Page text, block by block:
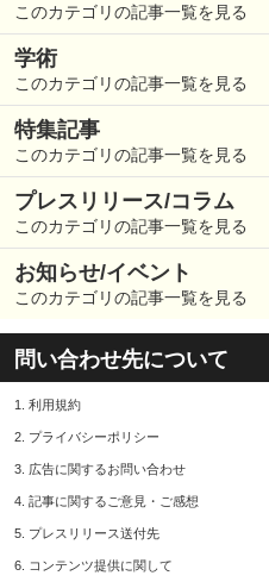
このカテゴリの記事一覧を見る
学術
このカテゴリの記事一覧を見る
特集記事
このカテゴリの記事一覧を見る
プレスリリース/コラム
このカテゴリの記事一覧を見る
お知らせ/イベント
このカテゴリの記事一覧を見る
問い合わせ先について
1. 利用規約
2. プライバシーポリシー
3. 広告に関するお問い合わせ
4. 記事に関するご意見・ご感想
5. プレスリリース送付先
6. コンテンツ提供に関して